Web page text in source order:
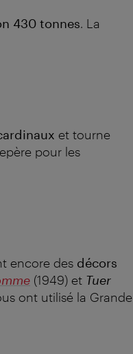
430 tonnes. La
et tourne
pour les
encore des décors
(1949) et Tuer
ont utilisé la Grande